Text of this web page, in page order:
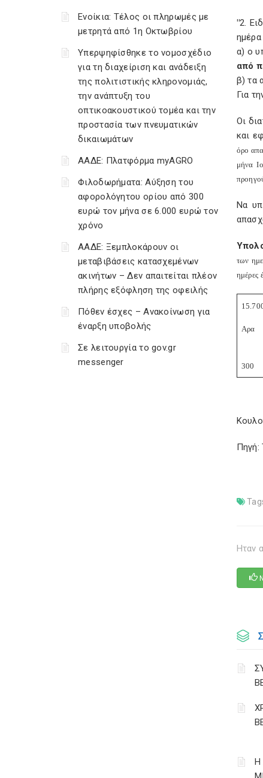
Ενοίκια: Τέλος οι πληρωμές με
μετρητά από 1η Οκτωβρίου
Υπερψηφίσθηκε το νομοσχέδιο
για τη διαχείριση και ανάδειξη
της πολιτιστικής κληρονομιάς,
την ανάπτυξη του
οπτικοακουστικού τομέα και την
προστασία των πνευματικών
δικαιωμάτων
ΑΑΔΕ: Πλατφόρμα myAGRO
Φιλοδωρήματα: Αύξηση του
αφορολόγητου ορίου από 300
ευρώ τον μήνα σε 6.000 ευρώ τον
χρόνο
ΑΑΔΕ: Ξεμπλοκάρουν οι
μεταβιβάσεις κατασχεμένων
ακινήτων – Δεν απαιτείται πλέον
πλήρης εξόφληση της οφειλής
Πόθεν έσχες – Ανακοίνωση για
έναρξη υποβολής
Σε λειτουργία το gov.gr
messenger
"2.
α) ο
από
β) τα
Για
Οι
και
όρο
μήνα
Να
των
ημέρες
Αρα
300
Πηγή:
Ηταν
Η